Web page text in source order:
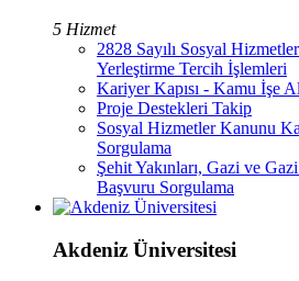
5 Hizmet
2828 Sayılı Sosyal
Yerleştirme Tercih İşlemleri
Kariyer Kapısı - Kamu İşe
Proje Destekleri Takip
Sosyal Hizmetler Kanunu
Sorgulama
Şehit Yakınları, Gazi ve
Başvuru Sorgulama
Akdeniz Üniversitesi